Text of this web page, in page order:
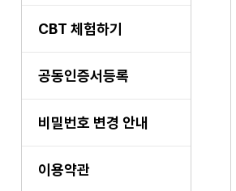
CBT 체험하기
공동인증서등록
비밀번호 변경 안내
이용약관